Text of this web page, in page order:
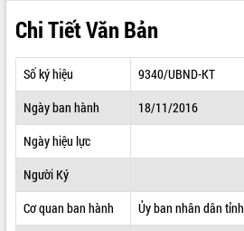
LÃNH ĐẠO UBND TỈNH
TIN TỨC SỰ KIỆN
SỞ, BAN, NGÀNH
THÔNG TIN CHỈ ĐẠO ĐIỀU HÀNH
HỆ THỐNG VĂN BẢN
Chi Tiết Văn Bản
Số ký hiệu
9340/UBND-KT
Ngày ban hành
18/11/2016
Ngày hiệu lực
Người Ký
Cơ quan ban hành
Ủy ban nhân dân tỉnh